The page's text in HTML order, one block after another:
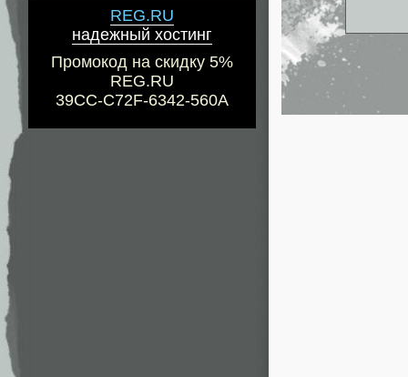
REG.RU
надежный хостинг
Промокод на скидку 5%
REG.RU
39CC-C72F-6342-560A